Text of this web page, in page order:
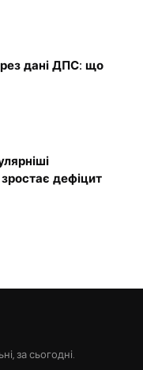
дані ДПС: що
зростає дефіцит
за сьогодні.